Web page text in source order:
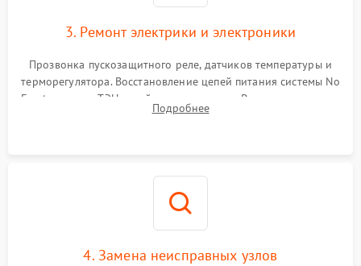
3. Ремонт электрики и электроники
Прозвонка пускозащитного реле, датчиков температуры и
терморегулятора. Восстановление цепей питания системы No
Frost, включая ТЭН оттайки и вентилятор. Ремонт или замена
платы управления при сбоях алгоритмов.
Подробнее
4. Замена неисправных узлов